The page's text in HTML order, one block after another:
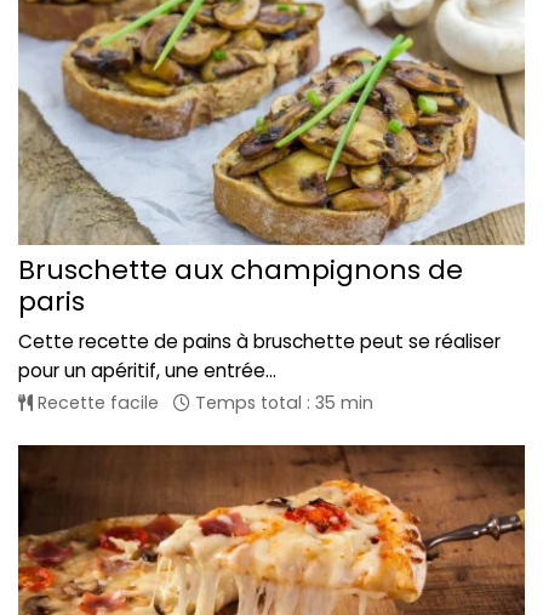
Bruschette aux champignons de
paris
Cette recette de pains à bruschette peut se réaliser
pour un apéritif, une entrée...
Recette facile Temps total : 35 min